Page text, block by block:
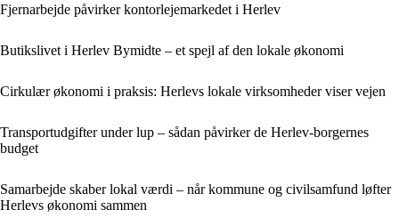
Fjernarbejde påvirker kontorlejemarkedet i Herlev
Butikslivet i Herlev Bymidte – et spejl af den lokale økonomi
Cirkulær økonomi i praksis: Herlevs lokale virksomheder viser vejen
Transportudgifter under lup – sådan påvirker de Herlev-borgernes
budget
Samarbejde skaber lokal værdi – når kommune og civilsamfund løfter
Herlevs økonomi sammen